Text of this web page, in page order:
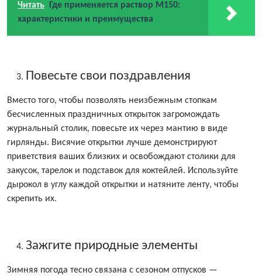
Читать
Где применяется раствор М150:
характеристики и преимущества
Повесьте свои поздравления
Вместо того, чтобы позволять неизбежным стопкам
бесчисленных праздничных открыток загромождать
журнальный столик, повесьте их через мантию в виде
гирлянды. Висячие открытки лучше демонстрируют
приветствия ваших близких и освобождают столики для
закусок, тарелок и подставок для коктейлей. Используйте
дырокол в углу каждой открытки и натяните ленту, чтобы
скрепить их.
Зажгите природные элементы
Зимняя погода тесно связана с сезоном отпусков —